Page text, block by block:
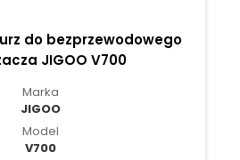
do bezprzewodowego
JIGOO V700
Marka
JIGOO
Model
V700